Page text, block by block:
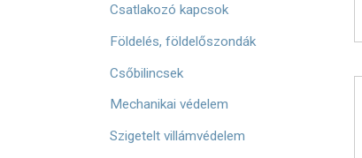
Csatlakozó kapcsok
Földelés, földelőszondák
Csőbilincsek
Mechanikai védelem
Szigetelt villámvédelem